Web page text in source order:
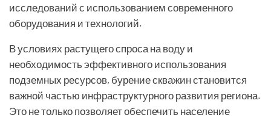
исследований с использованием современного
оборудования и технологий.
В условиях растущего спроса на воду и
необходимость эффективного использования
подземных ресурсов, бурение скважин становится
важной частью инфраструктурного развития региона.
Это не только позволяет обеспечить население